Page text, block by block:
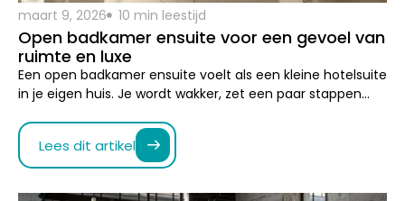
Lees dit artikel
Blog